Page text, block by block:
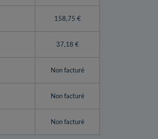
158,75 €
37,18 €
Non facturé
Non facturé
Non facturé